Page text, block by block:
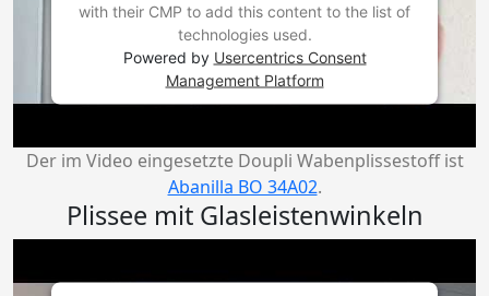
with their CMP to add this content to the list of
technologies used.
Powered by Usercentrics Consent
Management Platform
Der im Video eingesetzte Doupli Wabenplissestoff ist
Abanilla BO 34A02.
Plissee mit Glasleistenwinkeln